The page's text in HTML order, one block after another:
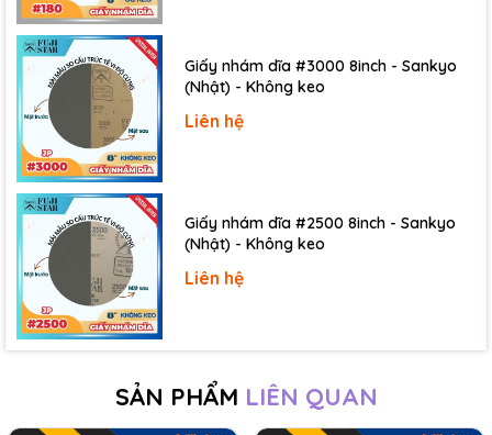
3.4. Kết quả đo chính xác
Độ chính xác ở mức±0.02mmcho phép đồng hồ đo độ
dày điện tử Mitutoyo có thể đưa ra kết quả đo chính xác
Giấy nhám dĩa #3000 8inch - Sankyo
(Nhật) - Không keo
Liên hệ
Giấy nhám dĩa #2500 8inch - Sankyo
(Nhật) - Không keo
Liên hệ
SẢN PHẨM LIÊN QUAN